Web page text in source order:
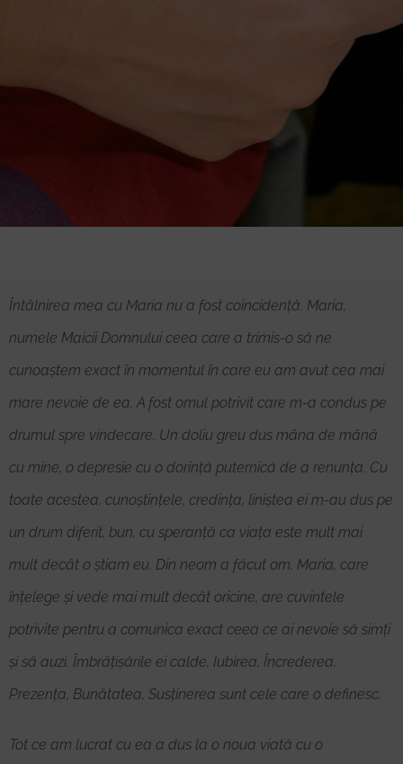
Întâlnirea mea cu Maria nu a fost coincidență. Maria,
numele Maicii Domnului ceea care a trimis-o să ne
cunoaștem exact în momentul în care eu am avut cea mai
mare nevoie de ea. A fost omul potrivit care m-a condus pe
drumul spre vindecare. Un doliu greu dus mâna de mână
cu mine, o depresie cu o dorință puternică de a renunța. Cu
toate acestea, cunoștințele, credința, liniștea ei m-au dus pe
un drum diferit, bun, cu speranță ca viața este mult mai
mult decât o știam eu. Din neom a făcut om. Maria, care
înțelege și vede mai mult decât oricine, are cuvintele
potrivite pentru a comunica exact ceea ce ai nevoie să simți
și să auzi. Îmbrățișările ei calde, Iubirea, Încrederea.
Prezența, Bunătatea, Susținerea sunt cele care o definesc.
Tot ce am lucrat cu ea a dus la o noua viată cu o